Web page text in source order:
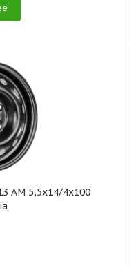
AM 5,5x14/4x100